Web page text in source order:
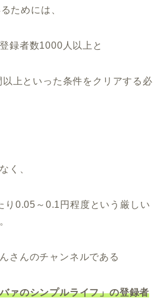
ためには、
録者数1000人以上と
上といった条件をクリアする必
く、
り0.05～0.1円程度という厳しい
さんのチャンネルである
ァのシンプルライフ」の登録者